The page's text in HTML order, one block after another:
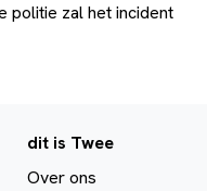
politie zal het incident
dit is Twee
Over ons